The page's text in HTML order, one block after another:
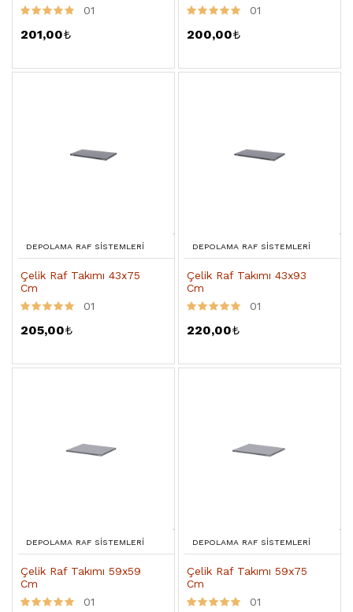
01
201,00₺
01
200,00₺
DEPOLAMA RAF SISTEMLERI
Çelik Raf Takımı 43x75
Cm
01
205,00₺
DEPOLAMA RAF SISTEMLERI
Çelik Raf Takımı 43x93
Cm
01
220,00₺
DEPOLAMA RAF SISTEMLERI
Çelik Raf Takımı 59x59
Cm
01
DEPOLAMA RAF SISTEMLERI
Çelik Raf Takımı 59x75
Cm
01